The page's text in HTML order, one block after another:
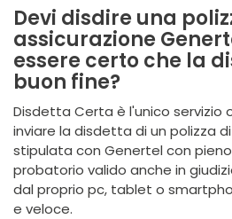
Devi disdire una
assicurazione
essere certo che la
buon fine?
Disdetta Certa è l'unico servizio
inviare la disdetta di un polizza
stipulata con Genertel con
probatorio valido anche in
dal proprio pc, tablet o
e veloce.